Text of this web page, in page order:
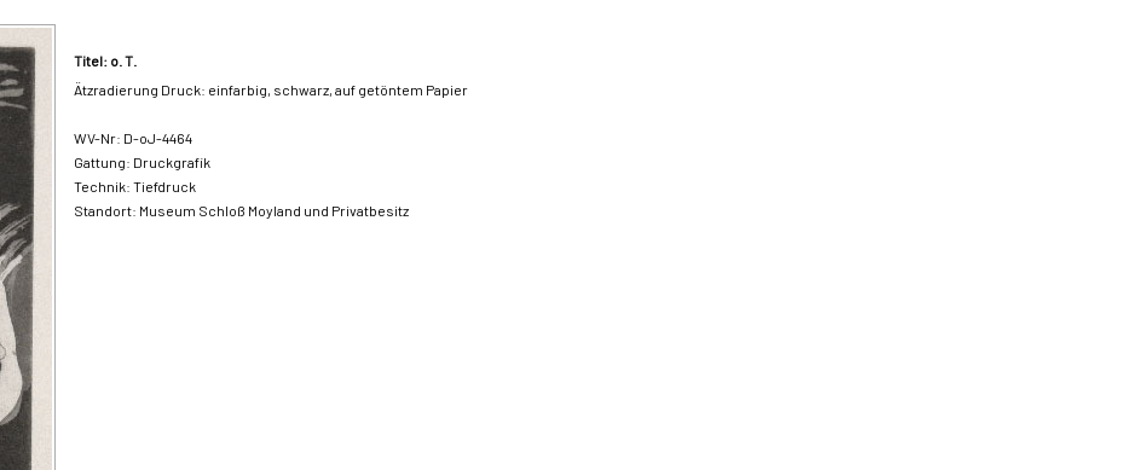
Titel: o. T.
Ätzradierung Druck: einfarbig, schwarz, auf getöntem Papier
WV-Nr: D-oJ-4464
Gattung: Druckgrafik
Technik: Tiefdruck
Standort: Museum Schloß Moyland und Privatbesitz